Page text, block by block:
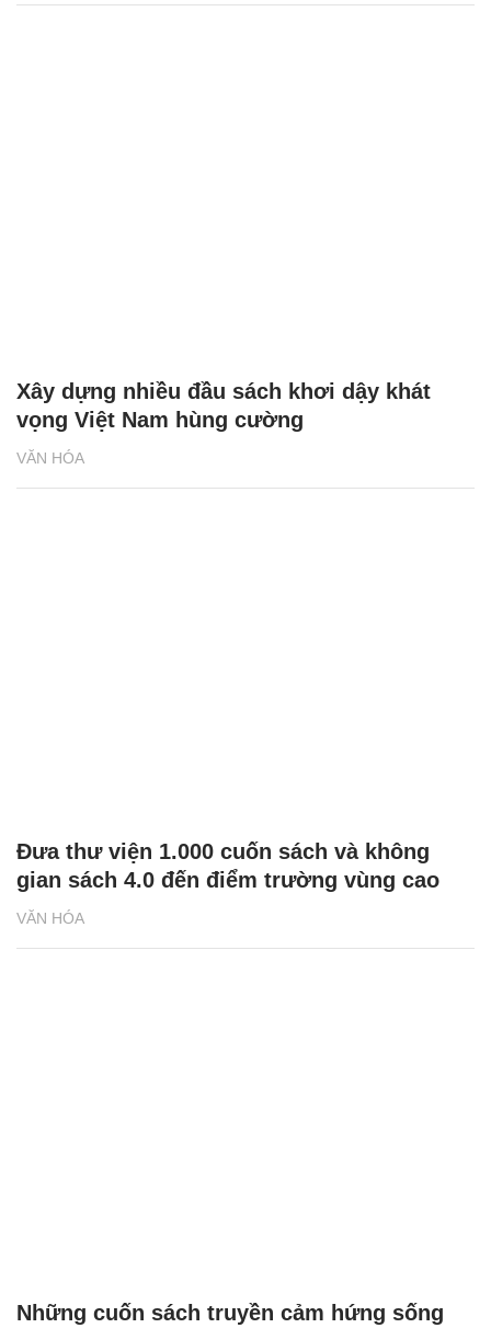
VĂN HÓA
Xây dựng nhiều đầu sách khơi dậy khát
vọng Việt Nam hùng cường
VĂN HÓA
Đưa thư viện 1.000 cuốn sách và không
gian sách 4.0 đến điểm trường vùng cao
Những cuốn sách truyền cảm hứng sống